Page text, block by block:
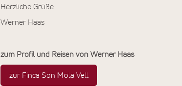
Herzliche Grüße
Werner Haas
zum Profil und Reisen von Werner Haas
zur Finca Son Mola Vell